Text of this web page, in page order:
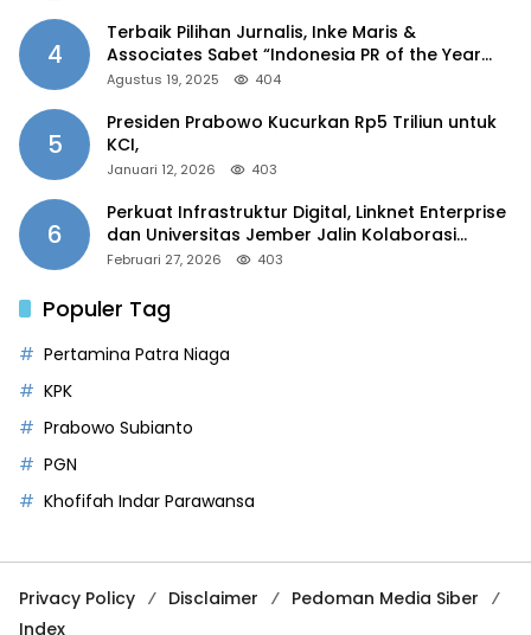
4
Terbaik Pilihan Jurnalis, Inke Maris &
Associates Sabet “Indonesia PR of the Year
2025”
Agustus 19, 2025 404
5
Presiden Prabowo Kucurkan Rp5 Triliun untuk
KCI,
Januari 12, 2026 403
6
Perkuat Infrastruktur Digital, Linknet Enterprise
dan Universitas Jember Jalin Kolaborasi
Smart Campus Berbasis AI
Februari 27, 2026 403
Populer Tag
Pertamina Patra Niaga
KPK
Prabowo Subianto
PGN
Khofifah Indar Parawansa
Privacy Policy Disclaimer
Pedoman Media Siber
Index